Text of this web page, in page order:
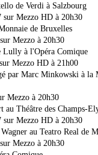
de Verdi à Salzbourg
Mezzo HD à 20h30
de Bruxelles
Mezzo à 20h30
Lully à l'Opéra Comique
Mezzo HD à 21h00
par Marc Minkowski à la
Mezzo à 20h30
Théâtre des Champs-
Mezzo HD à 20h30
au Teatro Real de
Mezzo à 20h30